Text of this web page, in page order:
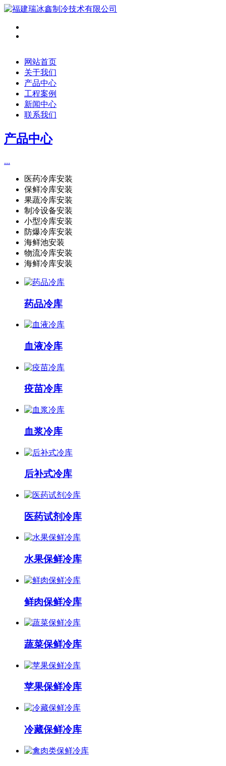
网站首页
关于我们
产品中心
工程案例
新闻中心
联系我们
产品中心
...
医药冷库安装
保鲜冷库安装
果蔬冷库安装
制冷设备安装
小型冷库安装
防爆冷库安装
海鲜池安装
物流冷库安装
海鲜冷库安装
药品冷库
血液冷库
疫苗冷库
血浆冷库
后补式冷库
医药试剂冷库
水果保鲜冷库
鲜肉保鲜冷库
蔬菜保鲜冷库
苹果保鲜冷库
冷藏保鲜冷库